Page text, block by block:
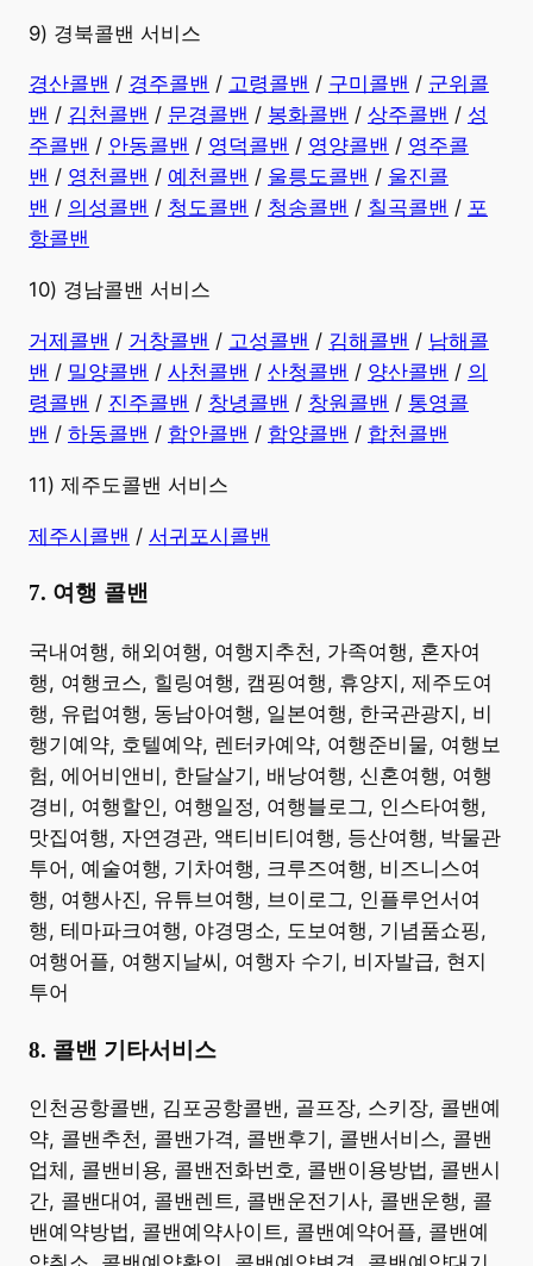
9) 경북콜밴 서비스
경산콜밴 / 경주콜밴 / 고령콜밴 / 구미콜밴 / 군위콜
밴 / 김천콜밴 / 문경콜밴 / 봉화콜밴 / 상주콜밴 / 성
주콜밴 / 안동콜밴 / 영덕콜밴 / 영양콜밴 / 영주콜
밴 / 영천콜밴 / 예천콜밴 / 울릉도콜밴 / 울진콜
밴 / 의성콜밴 / 청도콜밴 / 청송콜밴 / 칠곡콜밴 / 포
항콜밴
10) 경남콜밴 서비스
​거제콜밴 / 거창콜밴 / 고성콜밴 / 김해콜밴 / 남해콜
밴 / 밀양콜밴 / 사천콜밴 / 산청콜밴 / 양산콜밴 / 의
령콜밴 / 진주콜밴 / 창녕콜밴 / 창원콜밴 / 통영콜
밴 / 하동콜밴 / 함안콜밴 / 함양콜밴 / 합천콜밴
11) 제주도콜밴 서비스
제주시콜밴 / 서귀포시콜밴
7. 여행 콜밴
​국내여행, 해외여행, 여행지추천, 가족여행, 혼자여
행, 여행코스, 힐링여행, 캠핑여행, 휴양지, 제주도여
행, 유럽여행, 동남아여행, 일본여행, 한국관광지, 비
행기예약, 호텔예약, 렌터카예약, 여행준비물, 여행보
험, 에어비앤비, 한달살기, 배낭여행, 신혼여행, 여행
경비, 여행할인, 여행일정, 여행블로그, 인스타여행,
맛집여행, 자연경관, 액티비티여행, 등산여행, 박물관
투어, 예술여행, 기차여행, 크루즈여행, 비즈니스여
행, 여행사진, 유튜브여행, 브이로그, 인플루언서여
행, 테마파크여행, 야경명소, 도보여행, 기념품쇼핑,
여행어플, 여행지날씨, 여행자 수기, 비자발급, 현지
투어 ​
8. 콜밴 기타서비스
​인천공항콜밴, 김포공항콜밴, 골프장, 스키장, 콜밴예
약, 콜밴추천, 콜밴가격, 콜밴후기, 콜밴서비스, 콜밴
업체, 콜밴비용, 콜밴전화번호, 콜밴이용방법, 콜밴시
간, 콜밴대여, 콜밴렌트, 콜밴운전기사, 콜밴운행, 콜
밴예약방법, 콜밴예약사이트, 콜밴예약어플, 콜밴예